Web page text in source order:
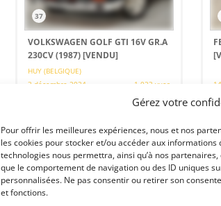
Gérez votre
Pour offrir les meilleures expériences, nous et nos
les cookies pour stocker et/ou accéder aux informations
technologies nous permettra, ainsi qu’à nos
que le comportement de navigation ou des ID uniques
personnalisées. Ne pas consentir ou retirer son
et fonctions.
37
VOLKSWAGEN GOLF GTI 16V GR.A
230CV (1987)[VENDU]
HUY (BELGIQUE)
3 décembre 2024
1 023 vues
Vends VW Golf 2 16s Groupe A
Moteur ABF 230ch/23kg(feuille de
banc/facture...). Boîte séquentielle
Sadev ST 82-14(175km/8000tr). Joli lot
de bord.